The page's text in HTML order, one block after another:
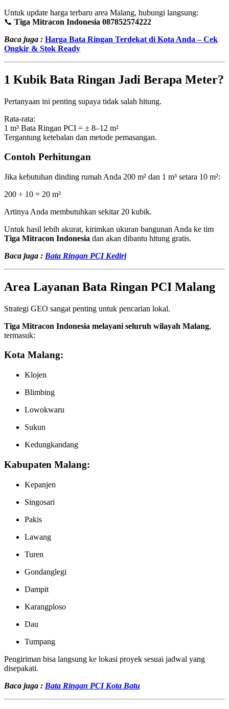
Untuk update harga terbaru area Malang, hubungi langsung:
📞 Tiga Mitracon Indonesia 087852574222
Baca juga : Harga Bata Ringan Terdekat di Kota Anda – Cek
Ongkir & Stok Ready
1 Kubik Bata Ringan Jadi Berapa Meter?
Pertanyaan ini penting supaya tidak salah hitung.
Rata-rata:
1 m³ Bata Ringan PCI = ± 8–12 m²
Tergantung ketebalan dan metode pemasangan.
Contoh Perhitungan
Jika kebutuhan dinding rumah Anda 200 m² dan 1 m³ setara 10 m²:
200 ÷ 10 = 20 m³
Artinya Anda membutuhkan sekitar 20 kubik.
Untuk hasil lebih akurat, kirimkan ukuran bangunan Anda ke tim
Tiga Mitracon Indonesia dan akan dibantu hitung gratis.
Baca juga : Bata Ringan PCI Kediri
Area Layanan Bata Ringan PCI Malang
Strategi GEO sangat penting untuk pencarian lokal.
Tiga Mitracon Indonesia melayani seluruh wilayah Malang,
termasuk:
Kota Malang:
Klojen
Blimbing
Lowokwaru
Sukun
Kedungkandang
Kabupaten Malang:
Kepanjen
Singosari
Pakis
Lawang
Turen
Gondanglegi
Dampit
Karangploso
Dau
Tumpang
Pengiriman bisa langsung ke lokasi proyek sesuai jadwal yang
disepakati.
Baca juga : Bata Ringan PCI Kota Batu